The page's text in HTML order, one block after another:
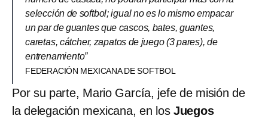
selección de softbol; igual no es lo mismo empacar
un par de guantes que cascos, bates, guantes,
caretas, cátcher, zapatos de juego (3 pares), de
entrenamiento”
FEDERACIÓN MEXICANA DE SOFTBOL
Por su parte, Mario García, jefe de misión de
la delegación mexicana, en los Juegos